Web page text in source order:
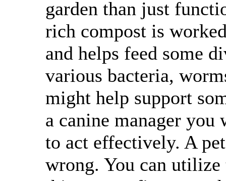
garden than just
rich compost is
and helps feed some
various bacteria,
might help support
a canine manager
to act effectively. A
wrong. You can